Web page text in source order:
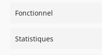
Fonctionnel
Statistiques
Respect
Engagement